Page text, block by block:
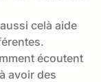
celà aide
écoutent
avoir des